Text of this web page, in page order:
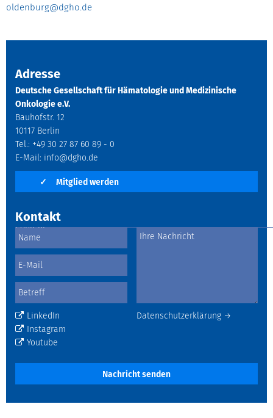
oldenburg@dgho.de
Adresse
Deutsche Gesellschaft für Hämatologie und Medizinische
Onkologie e.V.
Bauhofstr. 12
10117 Berlin
Tel.: +49 30 27 87 60 89 - 0
E-Mail: info@dgho.de
✓ Mitglied werden
Kontakt
Datenschutzerklärung →
LinkedIn
Instagram
Youtube
Nachricht senden